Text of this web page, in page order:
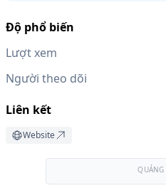
Độ phổ biến
Lượt xem
Người theo dõi
Liên kết
Website
QUẢNG